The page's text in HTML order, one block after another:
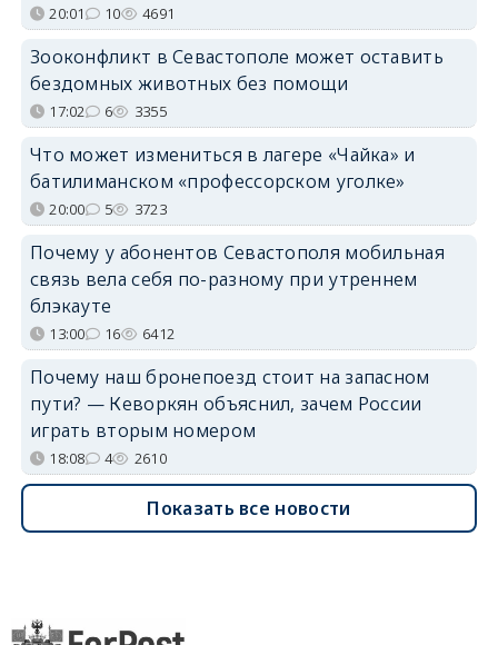
20:01 10 4691
Зооконфликт в Севастополе может оставить
бездомных животных без помощи
17:02 6 3355
Что может измениться в лагере «Чайка» и
батилиманском «профессорском уголке»
20:00 5 3723
Почему у абонентов Севастополя мобильная
связь вела себя по-разному при утреннем
блэкауте
13:00 16 6412
Почему наш бронепоезд стоит на запасном
пути? — Кеворкян объяснил, зачем России
играть вторым номером
18:08 4 2610
Показать все новости